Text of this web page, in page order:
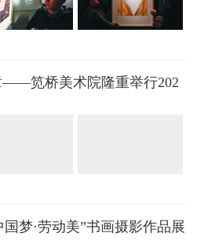
——笕桥美术院隆重举行202
梦·劳动美”书画摄影作品展